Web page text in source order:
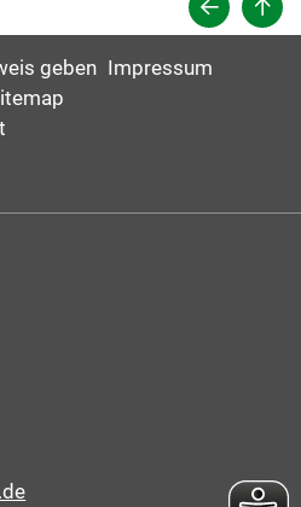
geben Impressum